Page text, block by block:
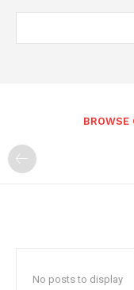
BROWSE
No posts to display